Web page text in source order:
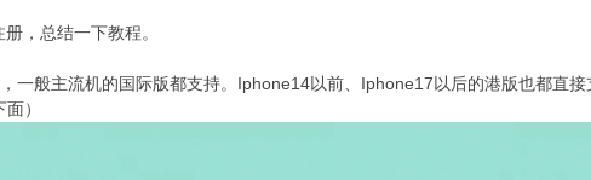
，总结一下教程。
般主流机的国际版都支持。Iphone14以前、Iphone17以后的港版也都直接
）